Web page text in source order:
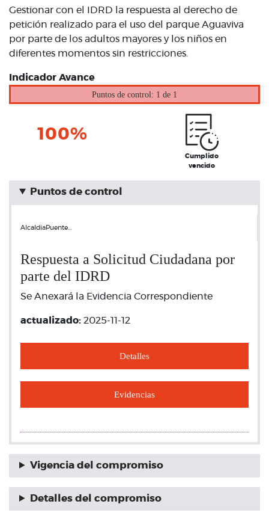
Gestionar con el IDRD la respuesta al derecho de
petición realizado para el uso del parque Aguaviva
por parte de los adultos mayores y los niños en
diferentes momentos sin restricciones.
Indicador Avance
Puntos de control: 1 de 1
100%
Cumplido
vencido
Puntos de control
AlcaldiaPuente…
Respuesta a Solicitud Ciudadana por
parte del IDRD
Se Anexará la Evidencia Correspondiente
actualizado: 2025-11-12
Detalles
Evidencias
Vigencia del compromiso
Detalles del compromiso